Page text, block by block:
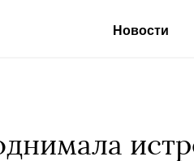
Новости